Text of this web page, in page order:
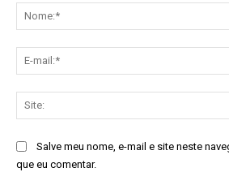
Salve meu nome, e-mail e site neste
que eu comentar.